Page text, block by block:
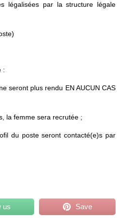
légalisées par la structure légale
:
plus rendu EN AUCUN CAS
la femme sera recrutée ;
du poste seront contacté(e)s par
us Save